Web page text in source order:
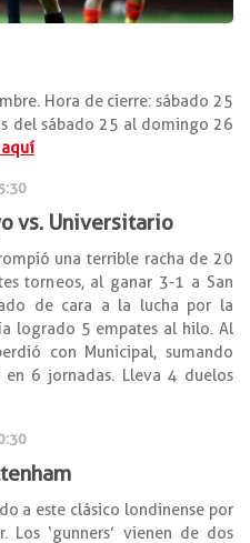
Hora de cierre: sábado 25
del sábado 25 al domingo 26
vs. Universitario
una terrible racha de 20
torneos, al ganar 3-1 a San
de cara a la lucha por la
logrado 5 empates al hilo. Al
con Municipal, sumando
6 jornadas. Lleva 4 duelos
a este clásico londinense por
‘gunners’ vienen de dos